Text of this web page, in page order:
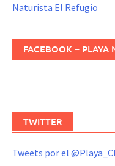
Naturista El Refugio
FACEBOOK – PLAYA
TWITTER
Tweets por el